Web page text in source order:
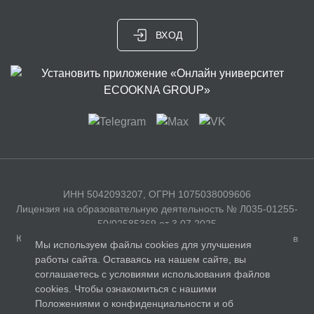
ВХОД
ИНН 5042093207, ОГРН 1075038009606
Лицензия на образовательную деятельность № Л035-01255-
50/02585369 от 3.07.2025
Юридический адрес: 141326, Московская область, г. Сергиев
Посад, с. Бужаниново, Полевая улица, д. 35
Лицензия
Мы используем файлы cookies для улучшения
работы сайта. Оставаясь на нашем сайте, вы
соглашаетесь с условиями использования файлов
cookies. Чтобы ознакомиться с нашими
Положениями о конфиденциальности и об